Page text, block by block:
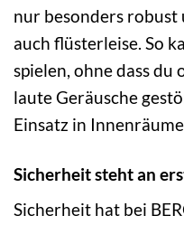
nur besonders robust
auch flüsterleise. So
spielen, ohne dass
laute Geräusche
Einsatz in
Sicherheit steht an
Sicherheit hat bei